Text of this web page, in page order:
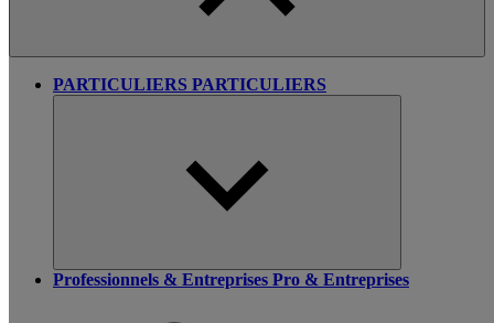
PARTICULIERS PARTICULIERS
Professionnels & Entreprises Pro & Entreprises